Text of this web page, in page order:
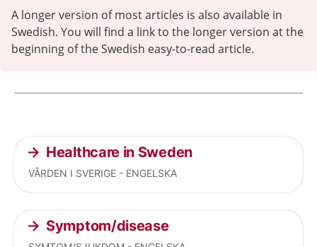
A longer version of most articles is also available in
Swedish. You will find a link to the longer version at the
beginning of the Swedish easy-to-read article.
Current articles
Healthcare in Sweden
VÅRDEN I SVERIGE - ENGELSKA
Symptom/disease